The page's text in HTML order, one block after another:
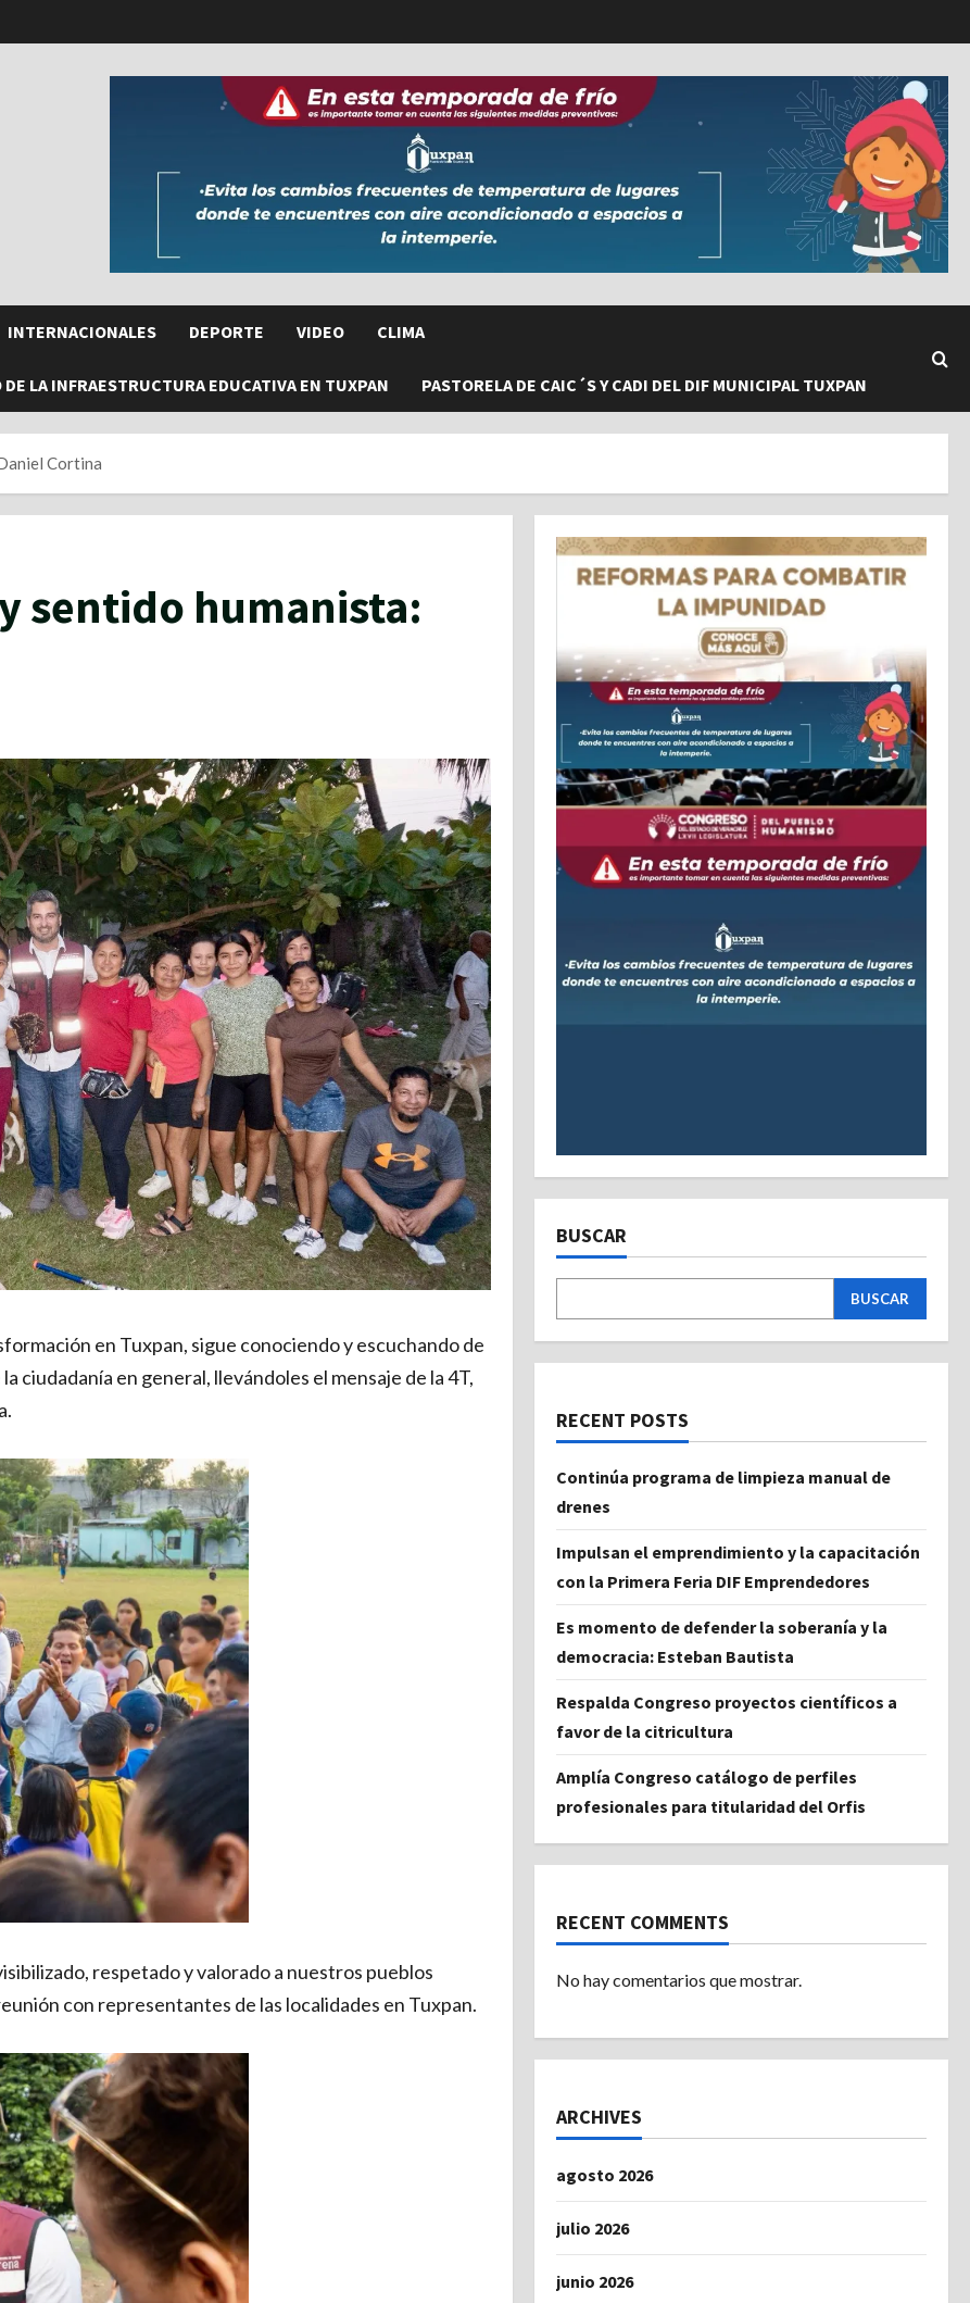
INTERNACIONALES DEPORTE VIDEO CLIMA
LA INFRAESTRUCTURA EDUCATIVA EN TUXPAN PASTORELA DE CAIC´S Y CADI DEL DIF MUNICIPAL TUXPAN
Cortina
sentido humanista:
en Tuxpan, sigue conociendo y escuchando de
ciudadanía en general, llevándoles el mensaje de la 4T,
respetado y valorado a nuestros pueblos
con representantes de las localidades en Tuxpan.
BUSCAR
BUSCAR
RECENT POSTS
Continúa programa de limpieza manual de
drenes
Impulsan el emprendimiento y la capacitación
con la Primera Feria DIF Emprendedores
Es momento de defender la soberanía y la
democracia: Esteban Bautista
Respalda Congreso proyectos científicos a
favor de la citricultura
Amplía Congreso catálogo de perfiles
profesionales para titularidad del Orfis
RECENT COMMENTS
No hay comentarios que mostrar.
ARCHIVES
agosto 2026
julio 2026
junio 2026